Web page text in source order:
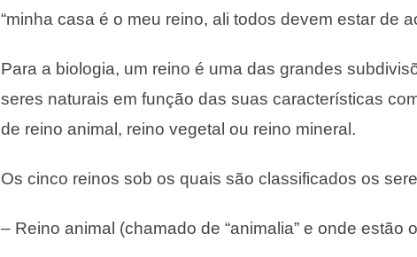
“minha casa é o meu reino, ali todos devem estar de
Para a biologia, um reino é uma das grandes
seres naturais em função das suas características
de reino animal, reino vegetal ou reino mineral.
Os cinco reinos sob os quais são classificados os
– Reino animal (chamado de “animalia” e onde estão